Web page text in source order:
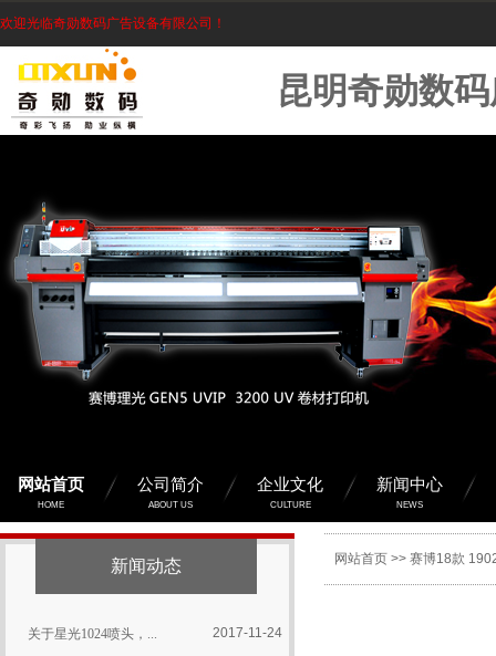
欢迎光临奇勋数码广告设备有限公司！
昆明奇勋数
网站首页
HOME
公司简介
ABOUT US
企业文化
CULTURE
新闻中心
NEWS
新闻动态
2022年昆明广告标识... 2022-03-01
喷头保养所有要点集合 2017-11-24
写真机特殊故障的解决方...
赛博星光1024喷头拆... 2017-11-24
网站首页 >> 赛博18款